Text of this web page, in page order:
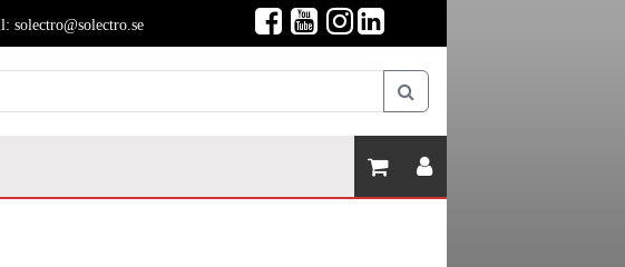
solectro@solectro.se